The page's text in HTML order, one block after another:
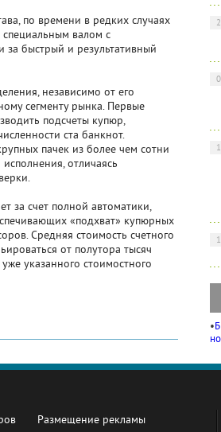
по времени в редких случаях
специальным валом с
за быстрый и результативный
независимо от его
сегменту рынка. Первые
подсчеты купюр,
ста банкнот.
пачек из более чем сотни
отличаясь
за счет полной автоматики,
«подхват» купюрных
Средняя стоимость счетного
от полутора тысяч
указанного стоимостного
•
Размещение рекламы